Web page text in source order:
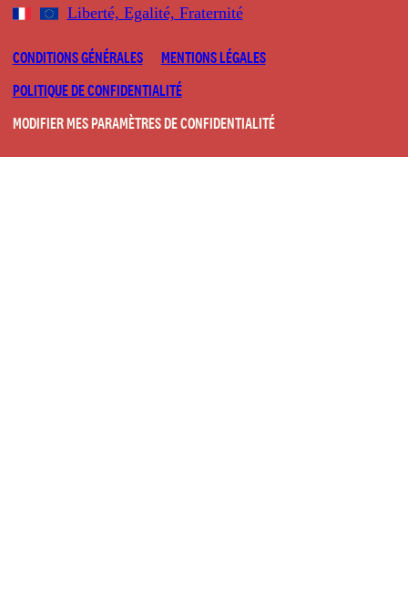
Liberté, Egalité, Fraternité
CONDITIONS GÉNÉRALES
MENTIONS LÉGALES
POLITIQUE DE CONFIDENTIALITÉ
MODIFIER MES PARAMÈTRES DE CONFIDENTIALITÉ